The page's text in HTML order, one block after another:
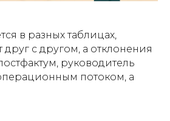
в разных таблицах,
с другом, а отклонения
руководитель
потоком, а